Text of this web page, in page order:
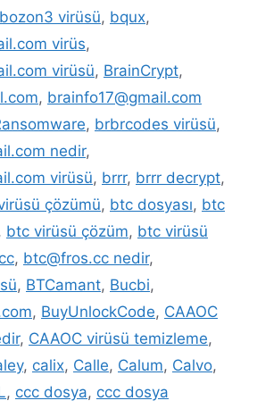
bozon3 virüsü, bqux,
virüs,
virüsü, BrainCrypt,
, brainfo17@gmail.com
, brbrcodes virüsü,
nedir,
virüsü, brrr, brrr decrypt,
çözümü, btc dosyası, btc
btc virüsü çözüm, btc virüsü
, btc@fros.cc nedir,
, BTCamant, Bucbi,
, BuyUnlockCode, CAAOC
, CAAOC virüsü temizleme,
, calix, Calle, Calum, Calvo,
, ccc dosya, ccc dosya